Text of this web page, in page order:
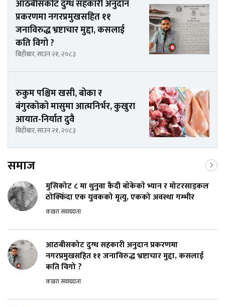
आठबीसकोट दुग्ध सहकारी अनुदान
प्रकरणमा नगरप्रमुखसहित ११
जनाविरुद्ध भ्रष्टाचार मुद्दा, कसलाई
कति विगो ?
बिहीबार, साउन २१, २०८३
रुकुम पश्चिम खसी, बोका र
बंगुरकोको मासुमा आत्मनिर्भर, कुखुरा
आयात-निर्यात दुवै
बिहीबार, साउन २१, २०८३
समाज
मुसिकोट ८ मा थुनुवा कैदी बाेकेकाे भ्यान र मोटरसाइकल
ठोक्किँदा एक युवकको मृत्यु, एकको अवस्था गम्भीर
कखरा संवाददाता
आठबीसकोट दुग्ध सहकारी अनुदान प्रकरणमा
नगरप्रमुखसहित ११ जनाविरुद्ध भ्रष्टाचार मुद्दा, कसलाई
कति विगो ?
कखरा संवाददाता